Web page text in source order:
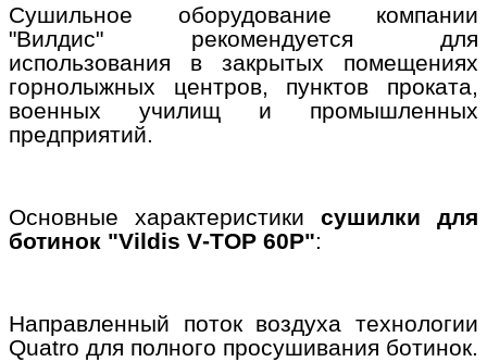
Сушильное оборудование компании
"Вилдис" рекомендуется для
использования в закрытых помещениях
горнолыжных центров, пунктов проката,
военных училищ и промышленных
предприятий.
Основные характеристики сушилки для
ботинок "Vildis V-TOP 60P":
Направленный поток воздуха технологии
Quatro для полного просушивания ботинок.